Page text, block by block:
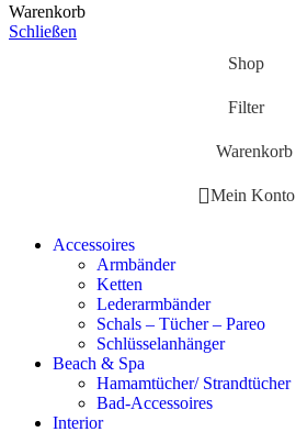
Warenkorb
Schließen
Shop
Filter
Warenkorb
Mein Konto
Accessoires
Armbänder
Ketten
Lederarmbänder
Schals – Tücher – Pareo
Schlüsselanhänger
Beach & Spa
Hamamtücher/ Strandtücher
Bad-Accessoires
Interior